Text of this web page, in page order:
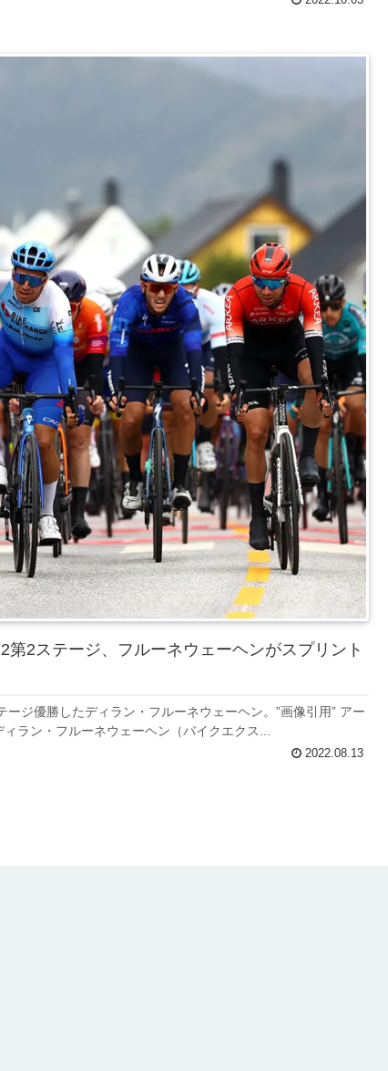
2ステージ、フルーネウェーヘンがスプリント
ジ優勝したディラン・フルーネウェーヘン。”画像引用” アー
ラン・フルーネウェーヘン（バイクエクス...
2022.08.13